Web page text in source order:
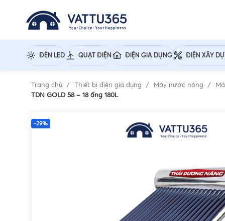
ĐÈN LED QUẠT ĐIỆN ĐIỆN GIA DỤNG ĐIỆN XÂY
Trang chủ Thiết bị điện gia dụng Máy nước nóng
TDN GOLD 58 – 18 ống 180L
-29%